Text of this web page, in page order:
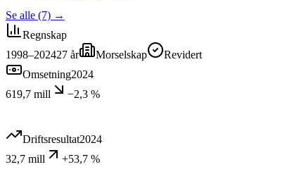
Se alle (7) →
Regnskap
1998–202427 år Morselskap
Revidert
Omsetning2024
619,7 mill
−2,3 %
Driftsresultat2024
32,7 mill
+53,7 %